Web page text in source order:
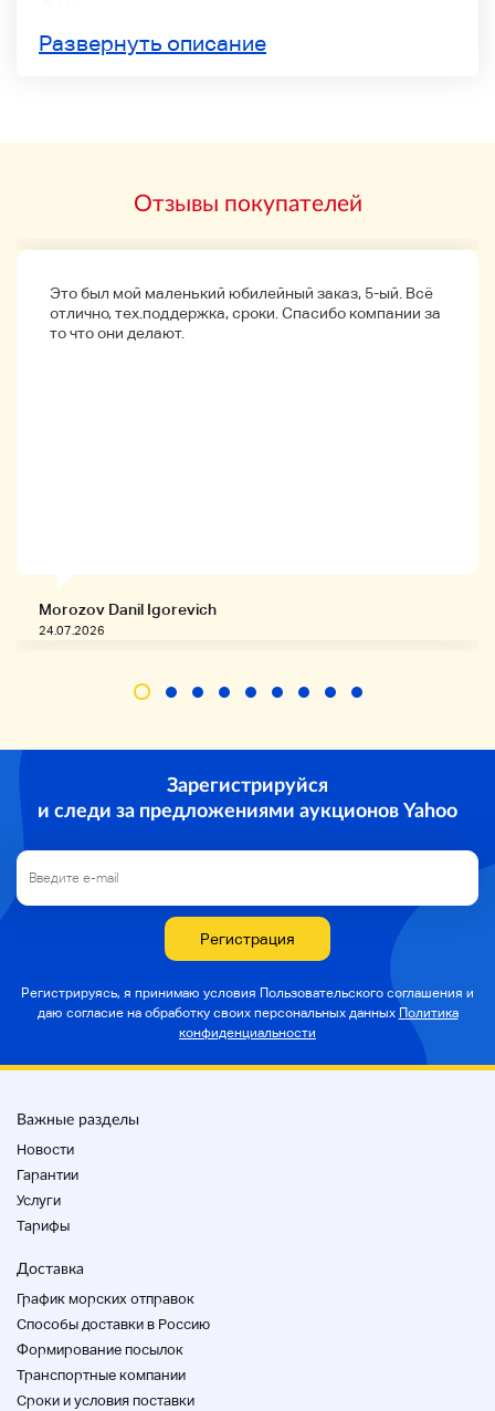
B: обычно доступные продукты с менее заметными
Sagawa Express: единая общенациональная доставка
* Для предотвращения проблем, возникающих во
обрабатываться только Sagawa Express. Изменения в
способах доставки не поддерживаются.
Есть отдельное место для удаленного острова.
(Хоккайдо 1200 иен, Окинава 2000 иен, Другие
пожалуйста, заранее поймите, что может быть капля в
деталях.
・ Цвет продукта может немного отличаться в
・ Для предотвращения таких проблем, как утечка
более 5 дней до отправки, мы свяжемся с вами
заранее.
・ Обратите внимание, что если есть большой
изменен во время доставки каждый раз.
#
#Самсара
#gス
Развернуть описание
Отзывы покупателей
Это был мой маленький юбилейный заказ, 5-ый. Всё
отлично, тех.поддержка, сроки. Спасибо компании за
то что они делают.
Morozov Danil Igorevich
24.07.2026
Зарегистрируйся
и следи за предложениями аукционов Yahoo
Регистрация
Регистрируясь, я принимаю условия Пользовательского соглашения и
даю согласие на обработку своих персональных данных Политика
конфиденциальности
Важные разделы
Новости
Гарантии
Услуги
Тарифы
Доставка
График морских отправок
Способы доставки в Россию
Формирование посылок
Транспортные компании
Cроки и условия поставки